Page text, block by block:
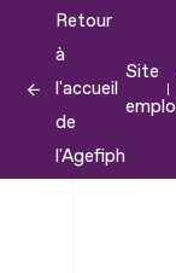
contenu
Retour
à
l'accueil
de
l'Agefiph
Site